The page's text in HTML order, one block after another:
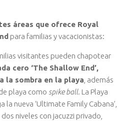
áreas que ofrece Royal
para familias y vacacionistas:
visitantes pueden chapotear
cero ‘The Shallow End’,
la sombra en la playa , además
playa como spike ball. La Playa
la nueva ‘Ultimate Family Cabana’,
niveles con jacuzzi privado,